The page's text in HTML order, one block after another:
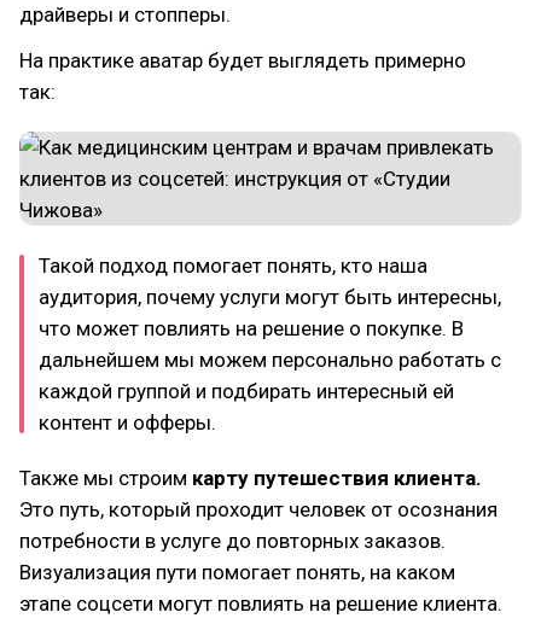
драйверы и стопперы.
На практике аватар будет выглядеть примерно
так:
Такой подход помогает понять, кто наша
аудитория, почему услуги могут быть интересны,
что может повлиять на решение о покупке. В
дальнейшем мы можем персонально работать с
каждой группой и подбирать интересный ей
контент и офферы.
Также мы строим карту путешествия клиента.
Это путь, который проходит человек от осознания
потребности в услуге до повторных заказов.
Визуализация пути помогает понять, на каком
этапе соцсети могут повлиять на решение клиента.